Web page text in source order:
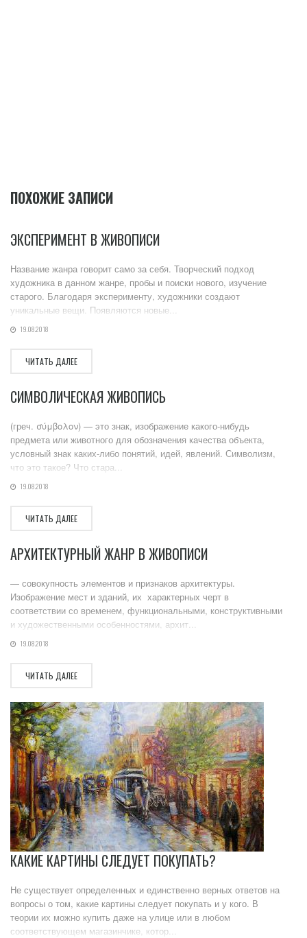
ПОХОЖИЕ ЗАПИСИ
ЭКСПЕРИМЕНТ В ЖИВОПИСИ
Название жанра говорит само за себя. Творческий подход
художника в данном жанре, пробы и поиски нового, изучение
старого. Благодаря эксперименту, художники создают
уникальные вещи. Появляются новые...
19.08.2018
ЧИТАТЬ ДАЛЕЕ
СИМВОЛИЧЕСКАЯ ЖИВОПИСЬ
(греч. σύμβολον) — это знак, изображение какого-нибудь
предмета или животного для обозначения качества объекта,
условный знак каких-либо понятий, идей, явлений. Символизм,
что это такое? Что стара...
19.08.2018
ЧИТАТЬ ДАЛЕЕ
АРХИТЕКТУРНЫЙ ЖАНР В ЖИВОПИСИ
— совокупность элементов и признаков архитектуры.
Изображение мест и зданий, их характерных черт в
соответствии со временем, функциональными, конструктивными
и художественными особенностями, архит...
19.08.2018
ЧИТАТЬ ДАЛЕЕ
КАКИЕ КАРТИНЫ СЛЕДУЕТ ПОКУПАТЬ?
Не существует определенных и единственно верных ответов на
вопросы о том, какие картины следует покупать и у кого. В
теории их можно купить даже на улице или в любом
соответствующем магазинчике, котор...